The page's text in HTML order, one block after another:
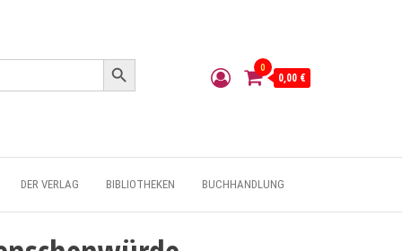
Search Button
0
0,00 €
DER VERLAG BIBLIOTHEKEN BUCHHANDLUNG